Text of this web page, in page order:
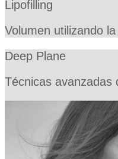
Lipofilling
Volumen utilizando
Deep Plane
Técnicas avanzadas